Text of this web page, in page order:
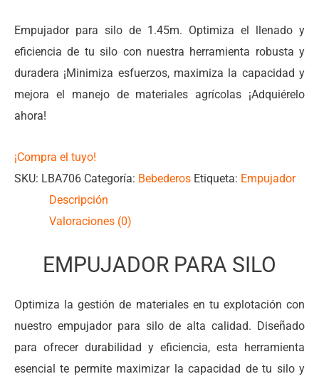
Empujador para silo de 1.45m. Optimiza el llenado y
eficiencia de tu silo con nuestra herramienta robusta y
duradera ¡Minimiza esfuerzos, maximiza la capacidad y
mejora el manejo de materiales agrícolas ¡Adquiérelo
ahora!
¡Compra el tuyo!
SKU: LBA706 Categoría: Bebederos Etiqueta: Empujador
Descripción
Valoraciones (0)
EMPUJADOR PARA SILO
Optimiza la gestión de materiales en tu explotación con
nuestro empujador para silo de alta calidad. Diseñado
para ofrecer durabilidad y eficiencia, esta herramienta
esencial te permite maximizar la capacidad de tu silo y